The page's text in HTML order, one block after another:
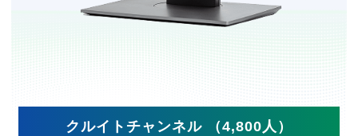
クルイトチャンネル （4,800人）